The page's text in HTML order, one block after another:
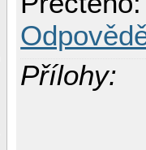
Přílohy: